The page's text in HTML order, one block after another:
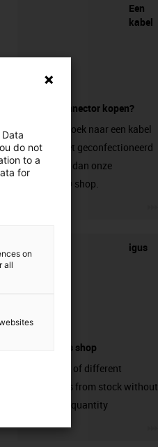
Een
kabel
zonder connector kopen?
Ben je op zoek naar een kabel
die nog niet geconfectioneerd
is? Bezoek dan onze
chainflex® shop.
igus
connectors shop
big variaty of different
connectors from stock without
min. order quantity
do not
to a
for
on
all